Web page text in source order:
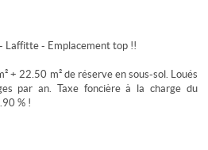
Laffitte - Emplacement top !!
+ 22.50 m² de réserve en sous-sol. Loués
par an. Taxe foncière à la charge du
% !